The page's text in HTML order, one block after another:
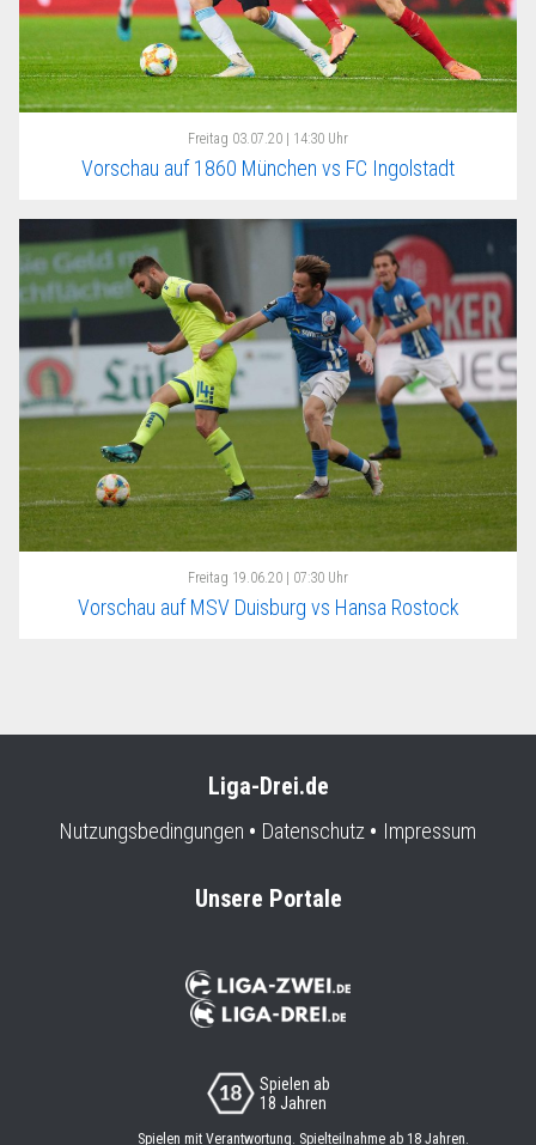
Freitag 03.07.20 | 14:30 Uhr
Vorschau auf 1860 München vs FC Ingolstadt
Freitag 19.06.20 | 07:30 Uhr
Vorschau auf MSV Duisburg vs Hansa Rostock
Liga-Drei.de
Nutzungsbedingungen Datenschutz Impressum
Unsere Portale
Spielen ab
18 Jahren
Spielen mit Verantwortung. Spielteilnahme ab 18 Jahren.